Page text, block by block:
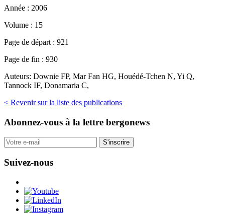
Année : 2006
Volume : 15
Page de départ : 921
Page de fin : 930
Auteurs: Downie FP, Mar Fan HG, Houédé-Tchen N, Yi Q,
Tannock IF, Donamaria C,
< Revenir sur la liste des publications
Abonnez-vous à la lettre bergonews
S'inscrire
Suivez-nous